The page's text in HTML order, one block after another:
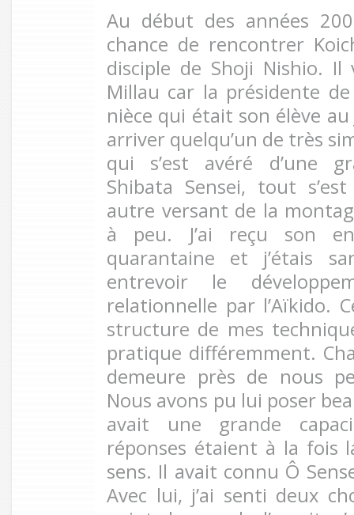
Au début des années
chance de rencontrer
disciple de Shoji Nishio. Il
Millau car la présidente
nièce qui était son élève
arriver quelqu’un de très
qui s’est avéré d’une
Shibata Sensei, tout
autre versant de la
à peu. J’ai reçu son
quarantaine et j’étais
entrevoir le
relationnelle par l’Aïkido.
structure de mes
pratique différemment.
demeure près de nous
Nous avons pu lui poser
avait une grande
réponses étaient à la fois
sens. Il avait connu Ô
Avec lui, j’ai senti deux